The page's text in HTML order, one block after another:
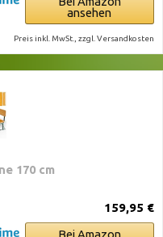
ansehen
Preis inkl. MwSt., zzgl. Versandkosten
170 cm
159,95 €
Bei Amazon